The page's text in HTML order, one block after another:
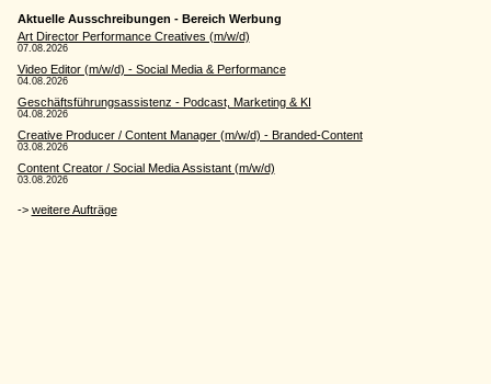
Aktuelle Ausschreibungen - Bereich Werbung
Art Director Performance Creatives (m/w/d)
07.08.2026
Video Editor (m/w/d) - Social Media & Performance
04.08.2026
Geschäftsführungsassistenz - Podcast, Marketing & KI
04.08.2026
Creative Producer / Content Manager (m/w/d) - Branded-Content
03.08.2026
Content Creator / Social Media Assistant (m/w/d)
03.08.2026
-> weitere Aufträge